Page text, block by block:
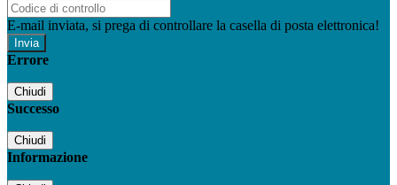
E-mail inviata, si prega di controllare la casella di posta elettronica!
Errore
Chiudi
Successo
Chiudi
Informazione